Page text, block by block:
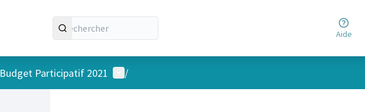
Aide
Budget Participatif 2021 Menu utilisateur
/